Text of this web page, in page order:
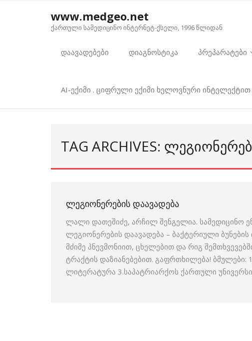
www.medgeo.net
ქართული სამედიცინო ინტერნეტ-ქსელი, 1996 წლიდან
დაავადებები დიაგნოსტიკა პრეპარატები
AI-ექიმი . ციფრული ექიმი ხელოვნური
TAG ARCHIVES:
ᲚᲔᲒᲘᲝᲜᲔᲠᲔᲑᲘᲡ ᲓᲐᲐᲕᲐᲓᲔᲑᲐ
ლალი დათეშიძე, არჩილ შენგელია. სამედიცინო
ლეგიონერების დაავადება – ბაქტერიული
მძიმე პნევმონიით, ცხელებით და რიგ
ტრაქტის დაზიანებებით. გაფრთხილება!
ლიტერატურა 3.საპატრიარქოს ქართული